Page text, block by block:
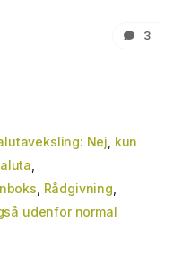
3
Nej kun
Rådgivning
udenfor normal